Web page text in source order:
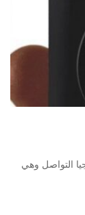
التواصل وهي